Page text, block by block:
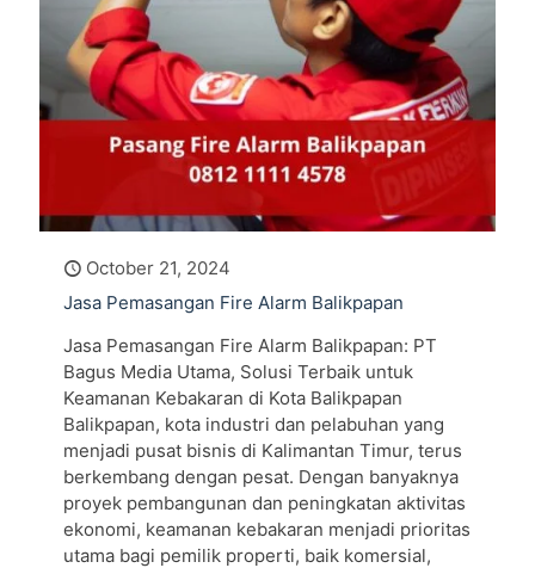
October 21, 2024
Jasa Pemasangan Fire Alarm Balikpapan
Jasa Pemasangan Fire Alarm Balikpapan: PT
Bagus Media Utama, Solusi Terbaik untuk
Keamanan Kebakaran di Kota Balikpapan
Balikpapan, kota industri dan pelabuhan yang
menjadi pusat bisnis di Kalimantan Timur, terus
berkembang dengan pesat. Dengan banyaknya
proyek pembangunan dan peningkatan aktivitas
ekonomi, keamanan kebakaran menjadi prioritas
utama bagi pemilik properti, baik komersial,